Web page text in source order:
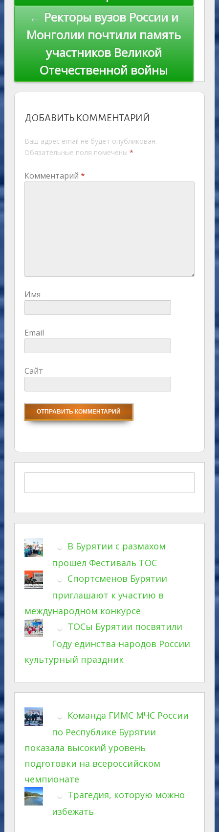
← Ректоры вузов России и
Монголии почтили память
участников Великой
Отечественной войны
ДОБАВИТЬ КОММЕНТАРИЙ
Ваш адрес email не будет опубликован.
Обязательные поля помечены *
Комментарий *
Имя
Email
Сайт
В Бурятии с размахом
прошел Фестиваль ТОС
Спортсменов Бурятии
приглашают к участию в
международном конкурсе
ТОСы Бурятии посвятили
Году единства народов России
культурный праздник
Команда ГИМС МЧС России
по Республике Бурятии
показала высокий уровень
подготовки на всероссийском
чемпионате
Трагедия, которую можно
избежать